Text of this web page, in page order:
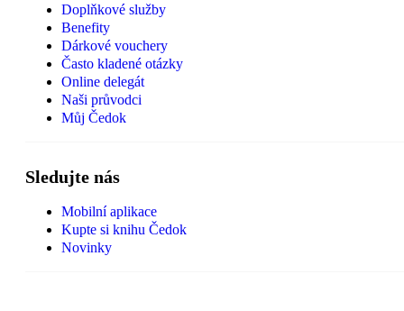
Doplňkové služby
Benefity
Dárkové vouchery
Často kladené otázky
Online delegát
Naši průvodci
Můj Čedok
Sledujte nás
Mobilní aplikace
Kupte si knihu Čedok
Novinky